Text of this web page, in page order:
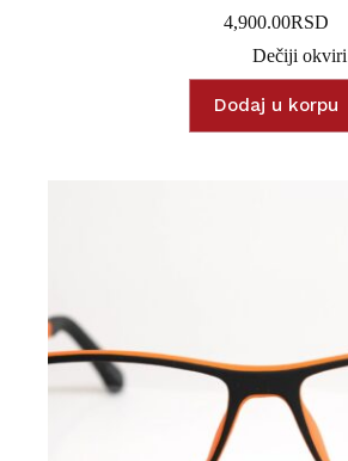
4,900.00RSD
Dečiji okviri
Dodaj u korpu